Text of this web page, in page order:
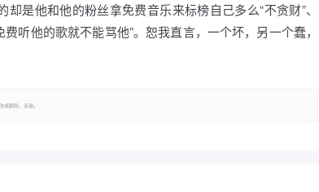
是他和他的粉丝拿免费音乐来标榜自己多么“不贪财”、
听他的歌就不能骂他”。恕我直言，一个坏，另一个蠢，
删除，多谢。